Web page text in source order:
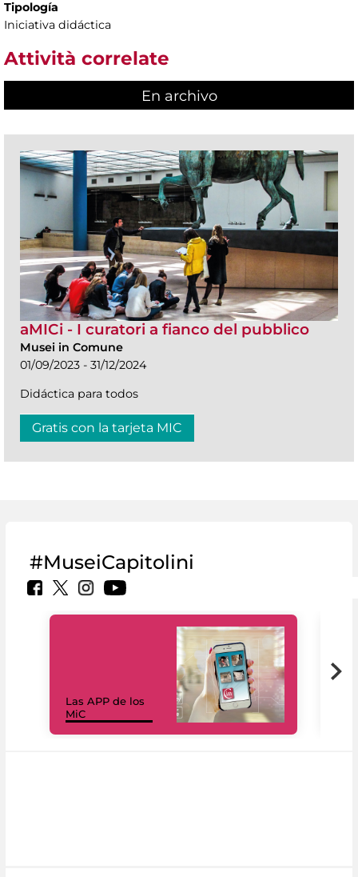
Tipología
Iniciativa didáctica
Attività correlate
En archivo
aMICi - I curatori a fianco del pubblico
Musei in Comune
01/09/2023 - 31/12/2024
Didáctica para todos
Gratis con la tarjeta MIC
#MuseiCapitolini
Las APP de los
MiC